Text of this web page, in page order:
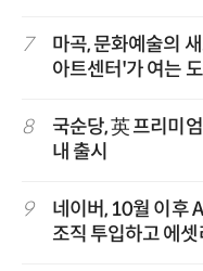
7
마곡, 문화예술의
아트센터'가 여는
8
국순당, 英 프리미
내 출시
9
네이버, 10월 이후
조직 투입하고 에